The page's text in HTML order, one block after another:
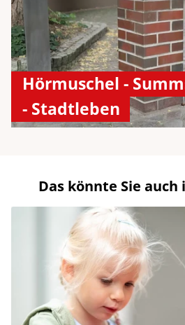
Hörmuschel -
- Stadtleben
Das könnte Sie